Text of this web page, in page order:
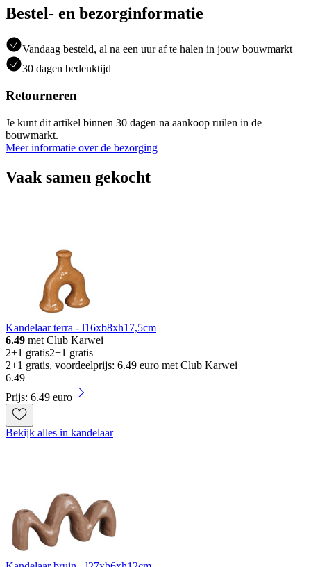
Bestel- en bezorginformatie
Vandaag besteld, al na een uur af te halen in jouw bouwmarkt
30 dagen bedenktijd
Retourneren
Je kunt dit artikel binnen 30 dagen na aankoop ruilen in de
bouwmarkt.
Meer informatie over de bezorging
Vaak samen gekocht
Kandelaar terra - l16xb8xh17,5cm
6.49 met Club Karwei
2+1 gratis2+1 gratis
2+1 gratis, voordeelprijs: 6.49 euro met Club Karwei
6.49
Prijs: 6.49 euro
Bekijk alles in kandelaar